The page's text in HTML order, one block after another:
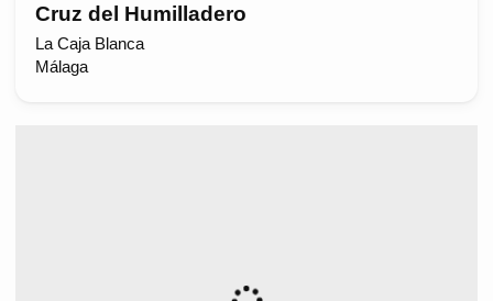
Cruz del Humilladero
La Caja Blanca
Málaga